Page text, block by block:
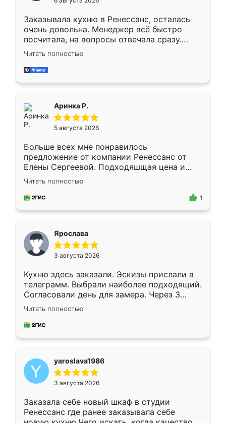
мебели буду заказывать только здесь.
Заказывала кухню в Ренессанс, осталась
очень довольна. Менеджер всё быстро
посчитала, на вопросы отвечала сразу.
Замерщик приехал в субботу, подошёл к
делу со всей ответственностью. Собрали
за день, ребята работали аккуратно, даже
Читать полностью
Аринка Р.
5 августа 2026
Больше всех мне понравилось
предложение от компании Ренессанс от
Елены Сергеевой. Подходяшщая цена и
короткие сроки изготовления. Приехавший
для замера сотрудник Владислав
предложил по моему эскизу самый
Читать полностью
1
Ярослава
3 августа 2026
Кухню здесь заказали. Эскизы прислали в
телеграмм. Выбрали наиболее подходящий.
Согласовали день для замера. Через 3
недели кухня была уже готова. Остались
довольны работой. Спасибо Ренессанс
мебель за качественную работу!
Читать полностью
yaroslava1986
3 августа 2026
Заказала себе новый шкаф в студии
Ренессанс где ранее заказывала себе